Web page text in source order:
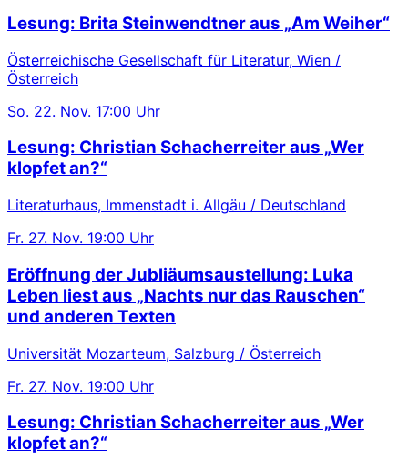
Lesung: Brita Steinwendtner aus „Am Weiher“
Österreichische Gesellschaft für Literatur, Wien /
Österreich
So. 22. Nov. 17:00 Uhr
Lesung: Christian Schacherreiter aus „Wer
klopfet an?“
Literaturhaus, Immenstadt i. Allgäu / Deutschland
Fr. 27. Nov. 19:00 Uhr
Eröffnung der Jubliäumsaustellung: Luka
Leben liest aus „Nachts nur das Rauschen“
und anderen Texten
Universität Mozarteum, Salzburg / Österreich
Fr. 27. Nov. 19:00 Uhr
Lesung: Christian Schacherreiter aus „Wer
klopfet an?“